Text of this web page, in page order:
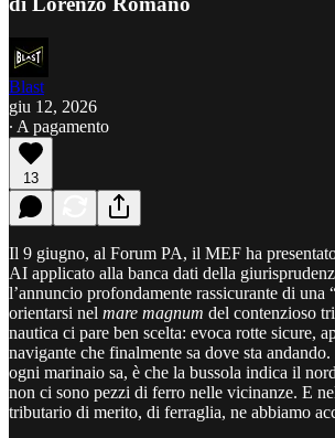
Blast
giu 12, 2026
∙ A pagamento
13
Il 9 giugno, al Forum PA, il MEF ha
AI applicato alla banca dati della
l’annuncio profondamente rassicurante di una
orientarsi nel mare magnum del contenzioso
nautica ci pare ben scelta: evoca rotte sicure,
navigante che finalmente sa dove sta
ogni marinaio sa, è che la bussola indica il
non ci sono pezzi di ferro nelle vicinanze. E
tributario di merito, di ferraglia, ne abbiamo